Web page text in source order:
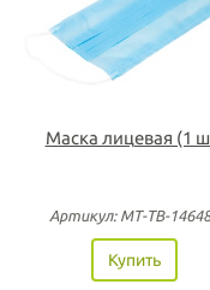
Маска лицевая (1
Артикул: МТ-ТВ-
Купить